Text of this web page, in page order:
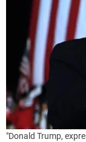
"Donald Trump,